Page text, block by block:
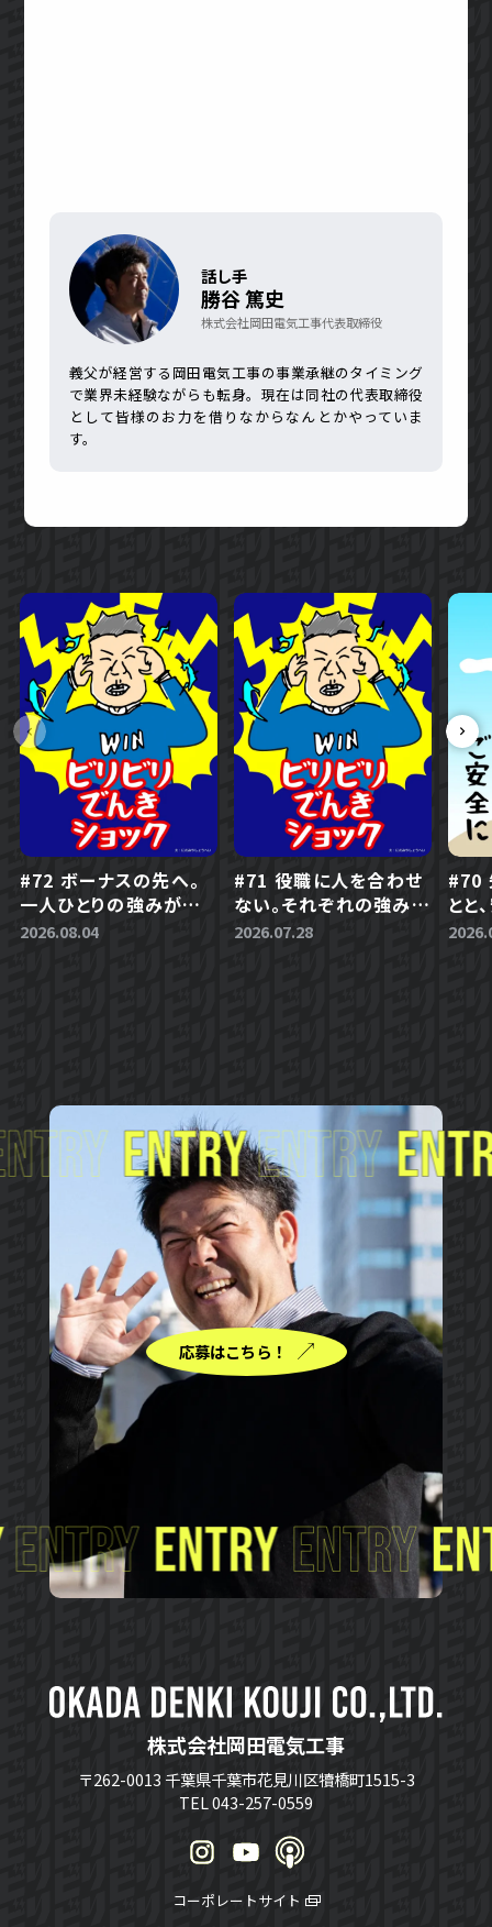
話し手
勝谷 篤史
株式会社岡田電気工事代表取締役
義父が経営する岡田電気工事の事業承継のタイミング
で業界未経験ながらも転身。現在は同社の代表取締役
として皆様のお力を借りなからなんとかやっていま
す。
#72 ボーナスの先へ。
一人ひとりの強みが生
きる会社づくり
2026.08.04
#71 役職に人を合わせ
ない。それぞれの強みを
活かす組織づくり
2026.07.28
#70
とと
とは
応募はこちら！
株式会社岡田電気工事
〒262-0013 千葉県千葉市花見川区犢橋町1515-3
TEL 043-257-0559
コーポレートサイト